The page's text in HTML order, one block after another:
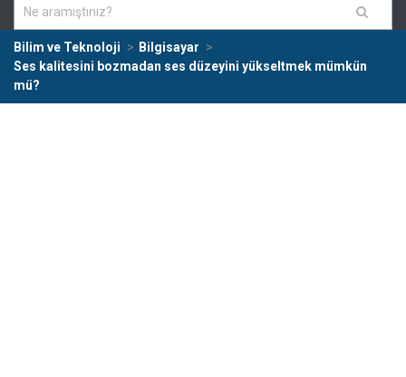
Bilim ve Teknoloji
Bilgisayar
Ses kalitesini bozmadan ses düzeyini yükseltmek mümkün
mü?